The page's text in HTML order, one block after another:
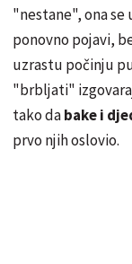
"nestane", ona se
ponovno pojavi,
uzrastu počinju
"brbljati"
tako dabake i
prvo njih oslovio.